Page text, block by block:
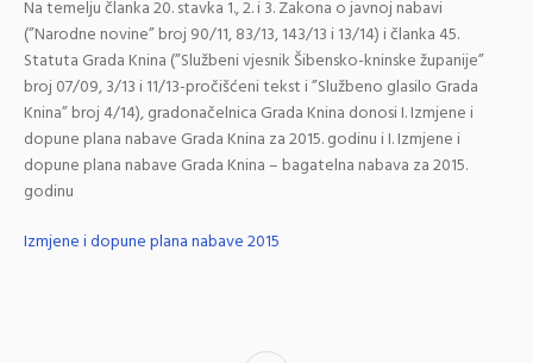
Na temelju članka 20. stavka 1., 2. i 3. Zakona o javnoj nabavi
(”Narodne novine” broj 90/11, 83/13, 143/13 i 13/14) i članka 45.
Statuta Grada Knina (”Službeni vjesnik Šibensko-kninske županije”
broj 07/09, 3/13 i 11/13-pročišćeni tekst i ”Službeno glasilo Grada
Knina” broj 4/14), gradonačelnica Grada Knina donosi I. Izmjene i
dopune plana nabave Grada Knina za 2015. godinu i I. Izmjene i
dopune plana nabave Grada Knina – bagatelna nabava za 2015.
godinu
Izmjene i dopune plana nabave 2015